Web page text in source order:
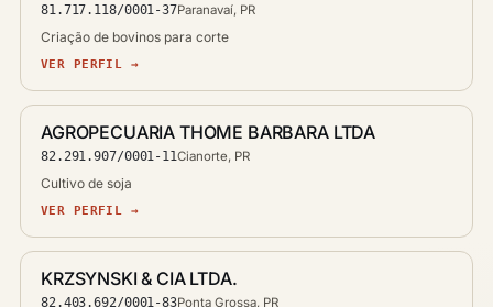
81.717.118/0001-37Paranavaí, PR
Criação de bovinos para corte
VER PERFIL →
AGROPECUARIA THOME BARBARA LTDA
82.291.907/0001-11Cianorte, PR
Cultivo de soja
VER PERFIL →
KRZSYNSKI & CIA LTDA.
82.403.692/0001-83Ponta Grossa, PR